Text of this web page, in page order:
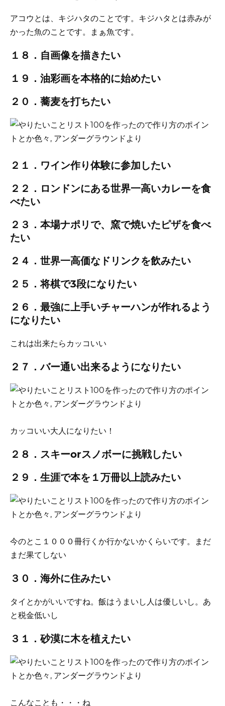
アコウとは、キジハタのことです。キジハタとは赤みが
かった魚のことです。まぁ魚です。
１８．自画像を描きたい
１９．油彩画を本格的に始めたい
２０．蕎麦を打ちたい
２１．ワイン作り体験に参加したい
２２．ロンドンにある世界一高いカレーを食
べたい
２３．本場ナポリで、窯で焼いたピザを食べ
たい
２４．世界一高価なドリンクを飲みたい
２５．将棋で3段になりたい
２６．最強に上手いチャーハンが作れるよう
になりたい
これは出来たらカッコいい
２７．バー通い出来るようになりたい
カッコいい大人になりたい！
２８．スキーorスノボーに挑戦したい
２９．生涯で本を１万冊以上読みたい
今のとこ１０００冊行くか行かないかくらいです。まだ
まだ果てしない
３０．海外に住みたい
タイとかがいいですね。飯はうまいし人は優しいし。あ
と税金低いし
３１．砂漠に木を植えたい
こんなことも・・・ね